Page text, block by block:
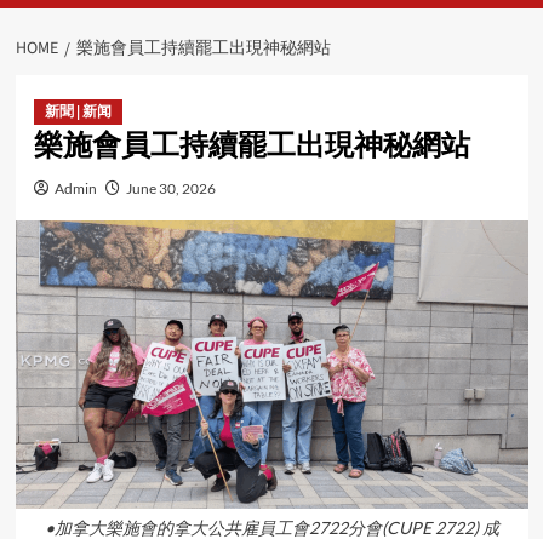
HOME 樂施會員工持續罷工出現神秘網站
新聞 | 新闻
樂施會員工持續罷工出現神秘網站
Admin June 30, 2026
•加拿大樂施會的拿大公共雇員工會2722分會(CUPE 2722) 成